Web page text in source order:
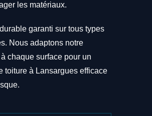
les matériaux.
garanti sur tous types
Nous adaptons notre
chaque surface pour un
toiture à Lansargues efficace